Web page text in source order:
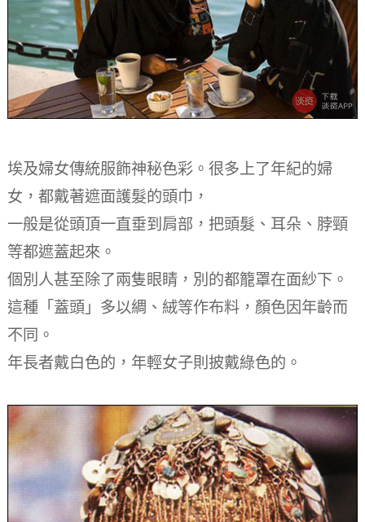
埃及婦女傳統服飾神秘色彩。很多上了年紀的婦
女，都戴著遮面護髮的頭巾，
一般是從頭頂一直垂到肩部，把頭髮、耳朵、脖頸
等都遮蓋起來。
個別人甚至除了兩隻眼睛，別的都籠罩在面紗下。
這種「蓋頭」多以綢、絨等作布料，顏色因年齡而
不同。
年長者戴白色的，年輕女子則披戴綠色的。